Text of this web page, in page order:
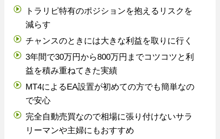
トラリピ特有のポジションを抱えるリスクを
減らす
チャンスのときには大きな利益を取りに行く
3年間で30万円から800万円までコツコツと利
益を積み重ねてきた実績
MT4によるEA設置が初めての方でも簡単なの
で安心
完全自動売買なので相場に張り付けないサラ
リーマンや主婦にもおすすめ